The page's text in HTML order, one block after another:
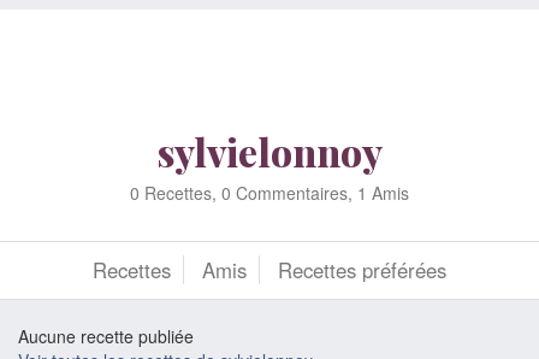
sylvielonnoy
0 Recettes, 0 Commentaires, 1 Amis
Recettes Amis Recettes préférées
Aucune recette publiée